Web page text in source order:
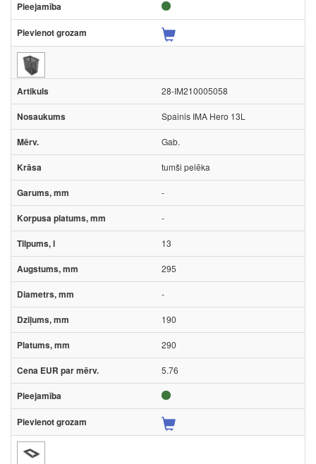
28-IM210005058
Spainis IMA Hero 13L
Gab.
tumši pelēka
-
-
13
295
-
190
290
5.76